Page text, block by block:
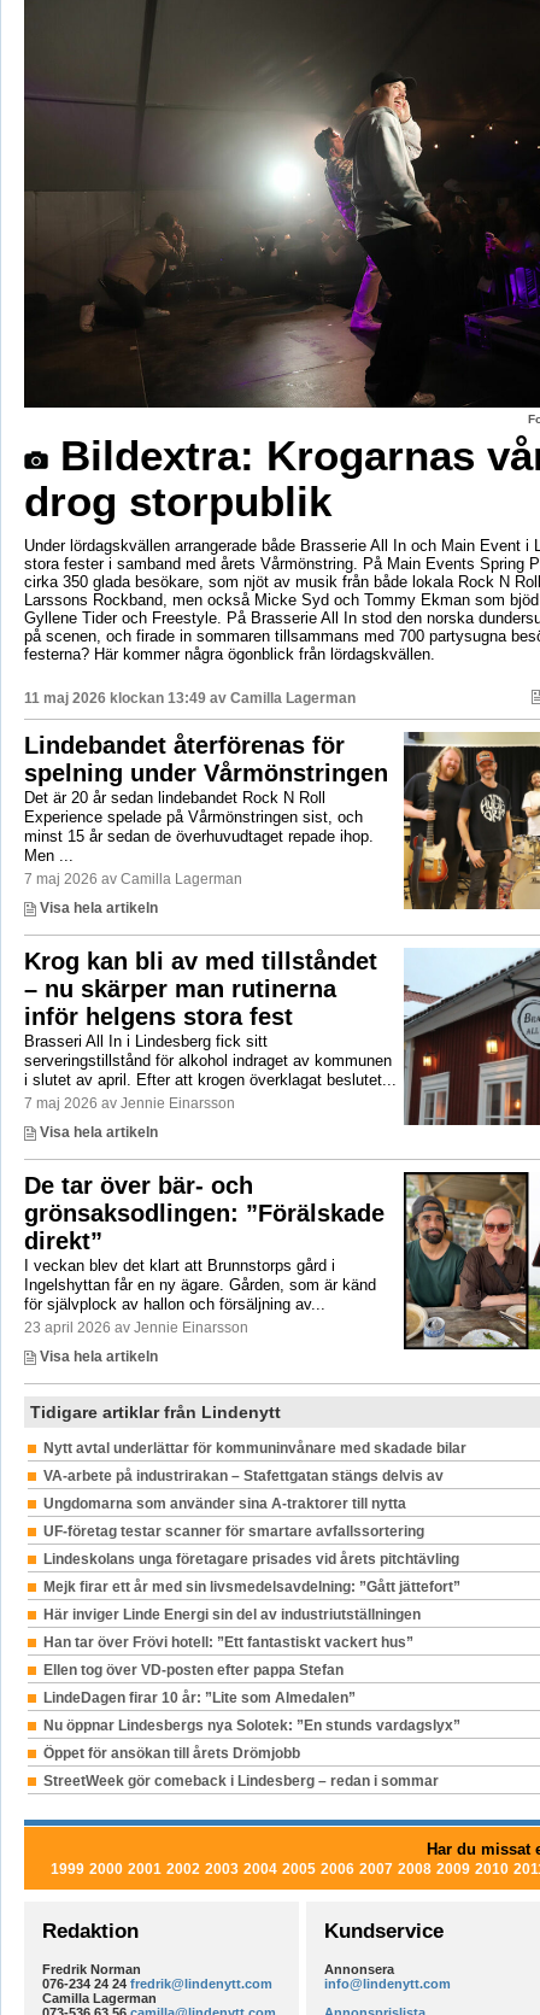
Bildextra: Krogarnas
drog storpublik
Under lördagskvällen arrangerade både Brasserie All In och Main Event i
stora fester i samband med årets Vårmönstring. På Main Events Spring
cirka 350 glada besökare, som njöt av musik från både lokala Rock N
Larssons Rockband, men också Micke Syd och Tommy Ekman som
Gyllene Tider och Freestyle. På Brasserie All In stod den norska
på scenen, och firade in sommaren tillsammans med 700 partysugna
festerna? Här kommer några ögonblick från lördagskvällen.
11 maj 2026 klockan 13:49 av Camilla Lagerman
Lindebandet återförenas för
spelning under Vårmönstringen
Det är 20 år sedan lindebandet Rock N Roll
Experience spelade på Vårmönstringen sist, och
minst 15 år sedan de överhuvudtaget repade ihop.
Men ...
7 maj 2026 av Camilla Lagerman
Visa hela artikeln
Krog kan bli av med tillståndet
– nu skärper man rutinerna
inför helgens stora fest
Brasseri All In i Lindesberg fick sitt
serveringstillstånd för alkohol indraget av kommunen
i slutet av april. Efter att krogen överklagat beslutet...
7 maj 2026 av Jennie Einarsson
Visa hela artikeln
De tar över bär- och
grönsaksodlingen: ”Förälskade
direkt”
I veckan blev det klart att Brunnstorps gård i
Ingelshyttan får en ny ägare. Gården, som är känd
för självplock av hallon och försäljning av...
23 april 2026 av Jennie Einarsson
Visa hela artikeln
Tidigare artiklar från Lindenytt
Nytt avtal underlättar för kommuninvånare med skadade bilar
VA-arbete på industrirakan – Stafettgatan stängs delvis av
Ungdomarna som använder sina A-traktorer till nytta
UF-företag testar scanner för smartare avfallssortering
Lindeskolans unga företagare prisades vid årets pitchtävling
Mejk firar ett år med sin livsmedelsavdelning: ”Gått jättefort”
Här inviger Linde Energi sin del av industriutställningen
Han tar över Frövi hotell: ”Ett fantastiskt vackert hus”
Ellen tog över VD-posten efter pappa Stefan
LindeDagen firar 10 år: ”Lite som Almedalen”
Nu öppnar Lindesbergs nya Solotek: ”En stunds vardagslyx”
Öppet för ansökan till årets Drömjobb
StreetWeek gör comeback i Lindesberg – redan i sommar
Har du missat
1999 2000 2001 2002 2003 2004 2005 2006 2007 2008 2009 2010
Redaktion
Fredrik Norman
076-234 24 24 fredrik@lindenytt.com
Camilla Lagerman
Kundservice
Annonsera
info@lindenytt.com